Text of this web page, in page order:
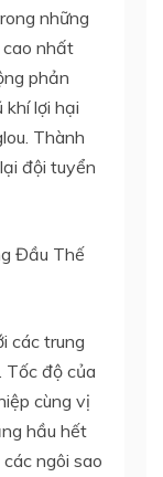
những
nhất
phản
lợi hại
Thành
đội tuyển
Đầu Thế
các trung
Tốc độ của
cùng vị
hầu hết
ngôi sao